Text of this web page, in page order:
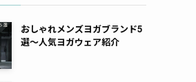
おしゃれメンズヨガブランド5
選～人気ヨガウェア紹介